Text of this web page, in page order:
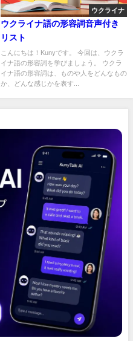
ウクライナ
ウクライナ語の形容詞音声付き
リスト
こんにちは！Kunyです。 今回は、ウクラ
イナ語の形容詞を学びましょう。 ウクラ
イナ語の形容詞は、ものや人をどんなもの
か、どんな感じかを表す...